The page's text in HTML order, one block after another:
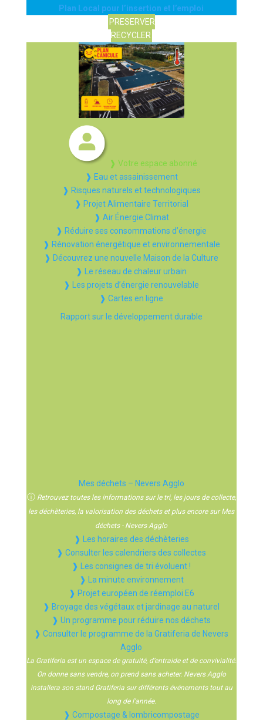
Plan Local pour l’insertion et l’emploi
PRESERVER
RECYCLER
❱ Votre espace abonné
❱ Eau et assainissement
❱ Risques naturels et technologiques
❱ Projet Alimentaire Territorial
❱ Air Énergie Climat
❱ Réduire ses consommations d’énergie
❱ Rénovation énergétique et environnementale
❱ Découvrez une nouvelle Maison de la Culture
❱ Le réseau de chaleur urbain
❱ Les projets d’énergie renouvelable
❱ Cartes en ligne
Rapport sur le développement durable
Mes déchets – Nevers Agglo
ⓘ Retrouvez toutes les informations sur le tri, les jours de collecte,
les déchèteries, la valorisation des déchets et plus encore sur Mes
déchets - Nevers Agglo
❱ Les horaires des déchèteries
❱ Consulter les calendriers des collectes
❱ Les consignes de tri évoluent !
❱ La minute environnement
❱ Projet européen de réemploi E6
❱ Broyage des végétaux et jardinage au naturel
❱ Un programme pour réduire nos déchets
❱ Consulter le programme de la Gratiferia de Nevers
Agglo
La Gratiferia est un espace de gratuité, d’entraide et de convivialité.
On donne sans vendre, on prend sans acheter. Nevers Agglo
installera son stand Gratiferia sur différents événements tout au
long de l’année.
❱ Compostage & lombricompostage